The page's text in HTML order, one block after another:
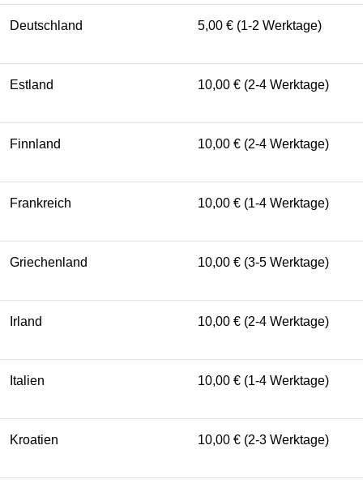
Deutschland 5,00 € (1-2 Werktage)
Estland 10,00 € (2-4 Werktage)
Finnland 10,00 € (2-4 Werktage)
Frankreich 10,00 € (1-4 Werktage)
Griechenland 10,00 € (3-5 Werktage)
Irland 10,00 € (2-4 Werktage)
Italien 10,00 € (1-4 Werktage)
Kroatien 10,00 € (2-3 Werktage)